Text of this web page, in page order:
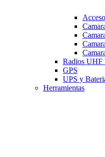
Radios
GPS
UPS y
Herramientas